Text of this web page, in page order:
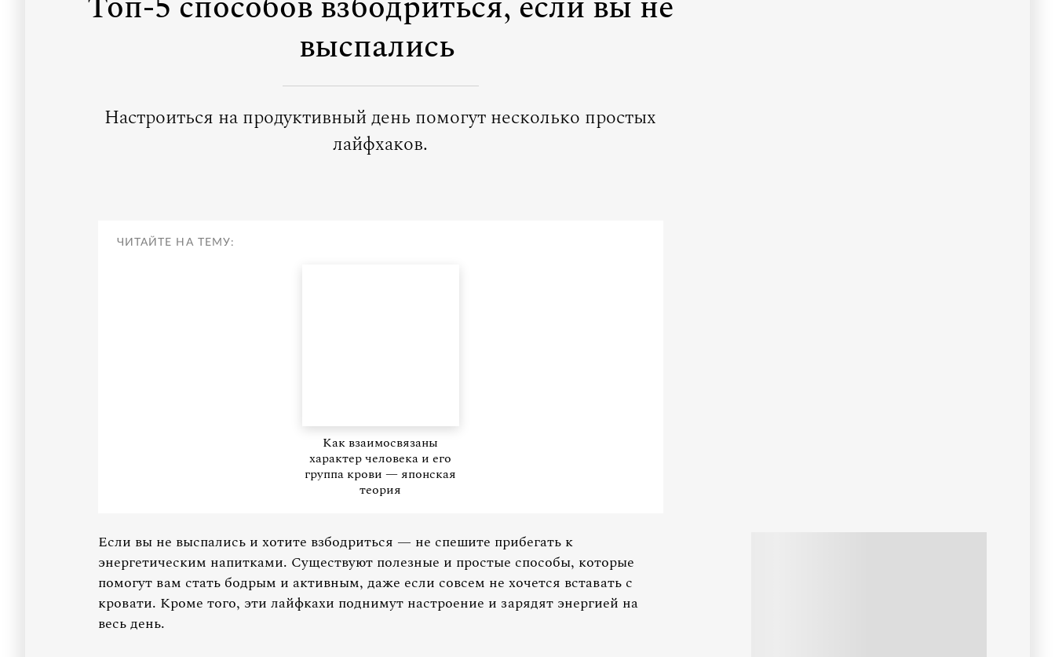
выспались
Настроиться на продуктивный день помогут несколько простых
лайфхаков.
ЧИТАЙТЕ НА ТЕМУ:
Как взаимосвязаны
характер человека и его
группа крови — японская
теория
Если вы не выспались и хотите взбодриться — не спешите прибегать к
энергетическим напитками. Существуют полезные и простые способы, которые
помогут вам стать бодрым и активным, даже если совсем не хочется вставать с
кровати. Кроме того, эти лайфкахи поднимут настроение и зарядят энергией на
весь день.